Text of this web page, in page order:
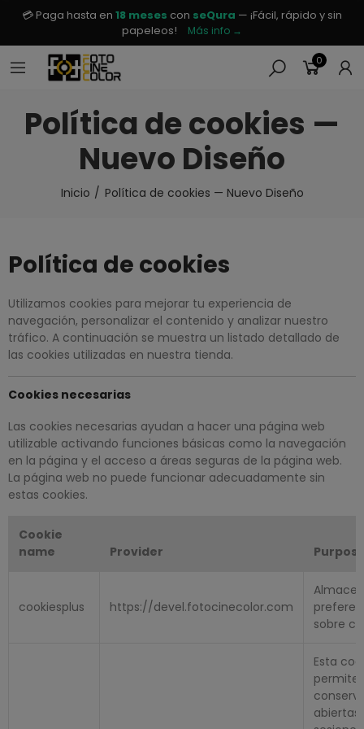
💳 Paga hasta en 18 meses con seQura — ¡Fácil, rápido y sin
papeleos!
Más info →
0
Política de cookies —
Nuevo Diseño
Inicio Política de cookies — Nuevo Diseño
Política de cookies
Utilizamos cookies para mejorar tu experiencia de
navegación, personalizar el contenido y analizar nuestro
tráfico. A continuación se muestra un listado detallado de
las cookies utilizadas en nuestra tienda.
Cookies necesarias
Las cookies necesarias ayudan a hacer una página web
utilizable activando funciones básicas como la navegación
en la página y el acceso a áreas seguras de la página web.
La página web no puede funcionar adecuadamente sin
estas cookies.
Cookie
name
Provider
cookiesplus https://devel.fotocinecolor.com
sobre
Esta
permite
abiertas